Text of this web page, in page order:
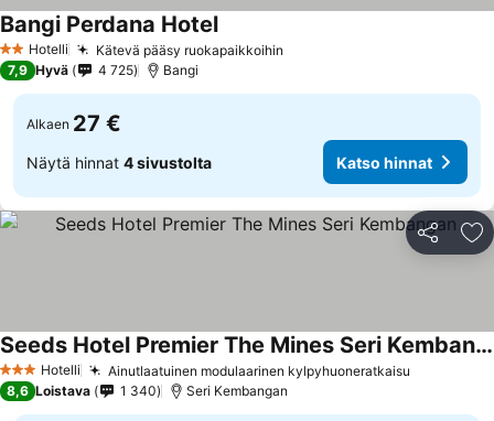
2 Tähtiluokitus
Hotelli Kätevä pääsy ruokapaikkoihin
Bangi Perdana Hotel
7,9 Hyvä 4 725 Bangi
Alkaen 27 €
Näytä hinnat 4 sivustolta Katso hinnat
Jaa
3 Tähtiluokitus
Hotelli Ainutlaatuinen modulaarinen kylpyhuoneratkaisu
Seeds Hotel Premier The Mines Seri Kembangan
8,6 Loistava 1 340 Seri Kembangan